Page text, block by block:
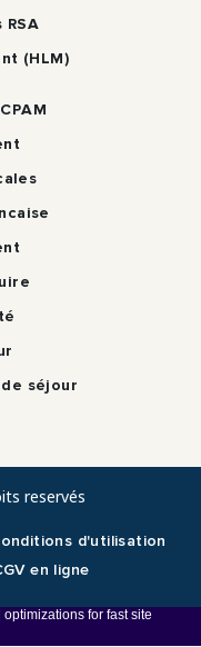
RSA
(HLM)
séjour
reservés
d'utilisation
en ligne